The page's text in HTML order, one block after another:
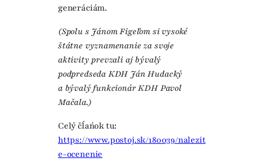
generáciám.
(Spolu s Jánom Figeľom si vysoké
štátne vyznamenanie za svoje
aktivity prevzali aj bývalý
podpredseda KDH Ján Hudacký
a bývalý funkcionár KDH Pavol
Mačala.)
Celý čĺańok tu:
https://www.postoj.sk/180039/nalezit
e-ocenenie